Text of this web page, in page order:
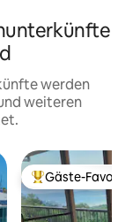
werden
weiteren
Beliebter Gäste-
Gäste-Favorit